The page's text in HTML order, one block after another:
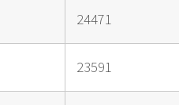
24471
23591